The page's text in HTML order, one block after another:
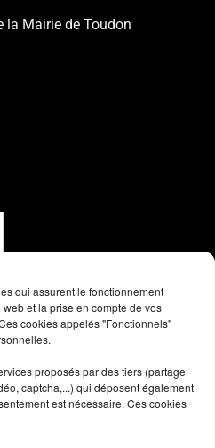
qui assurent le fonctionnement
et la prise en compte de vos
cookies appelés "Fonctionnels"
proposés par des tiers (partage
captcha,...) qui déposent également
est nécessaire. Ces cookies
la Mairie de Toudon